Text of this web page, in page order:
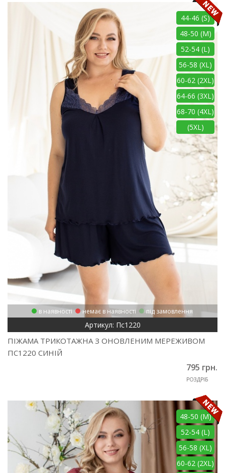
44-46 (S)
48-50 (M)
52-54 (L)
56-58 (XL)
60-62 (2XL)
64-66 (3XL)
68-70 (4XL)
(5XL)
в наявності немає в наявності під замовлення
Артикул: Пс1220
ПІЖАМА ТРИКОТАЖНА З ОНОВЛЕНИМ МЕРЕЖИВОМ
ПС1220 СИНІЙ
795 грн.
РОЗДРІБ
48-50 (M)
52-54 (L)
56-58 (XL)
60-62 (2XL)